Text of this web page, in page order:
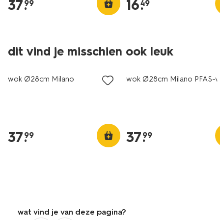
37.
99 16.
49
dit vind je misschien ook leuk
wok Ø28cm Milano
37.
99
wok Ø28cm Milano PFAS-
37.
99
wat vind je van deze pagina?